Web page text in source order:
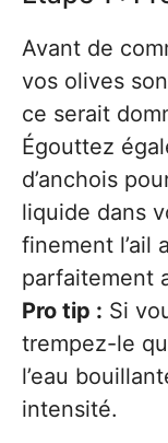
Avant de
vos olives
ce serait
Égouttez
d’anchois
liquide dans
finement l’ail
parfaitement
Pro tip : Si
trempez-le
l’eau
intensité.